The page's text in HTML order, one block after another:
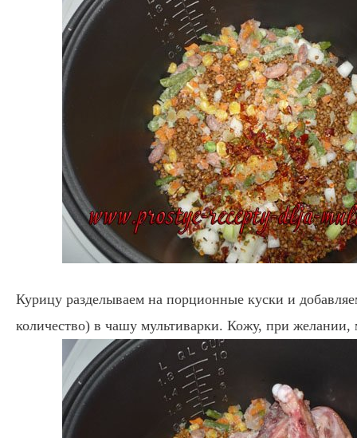
Курицу разделываем на порционные куски и
количество) в чашу мультиварки. Кожу, при желании,